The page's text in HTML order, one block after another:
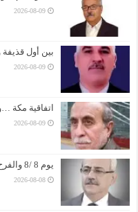
2026-08-09
بين أول
2026-08-09
اتفاقية مكة
2026-08-09
يوم 8 /8 والفرح لآخر مرة! فلاح المشعل
2026-08-08